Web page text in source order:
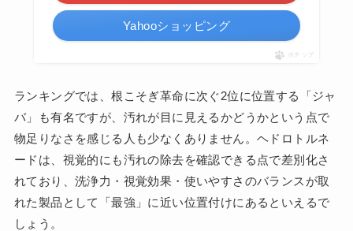
Yahooショッピング
ポチップ
ランキングでは、根こそぎ革命に次ぐ2位に位置する「ジャ
バ」も有名ですが、汚れが目に見えるかどうかという点で
物足りなさを感じる人も少なくありません。ヘドロトルネ
ードは、視覚的にも汚れの除去を確認できる点で差別化さ
れており、洗浄力・視覚効果・使いやすさのバランスが取
れた製品として「最強」に近い位置付けにあるといえるで
しょう。